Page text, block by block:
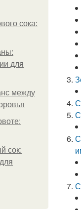
сока:
для
между
сок: